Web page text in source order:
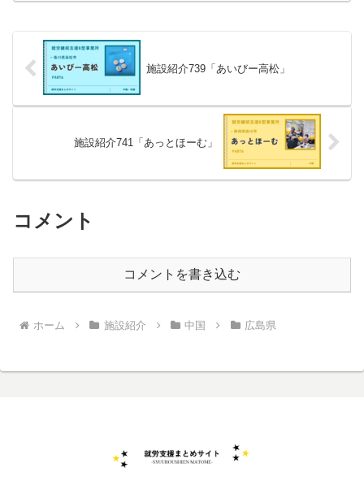
施設紹介739「あいびー高松」
施設紹介741「あっとほーむ」
コメント
コメントを書き込む
ホーム 施設紹介 中国 広島県